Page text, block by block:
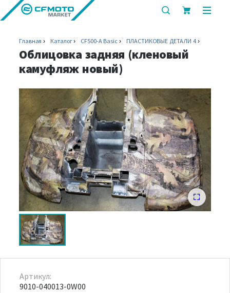
показать
строку
поиска
Главная Каталог CF500-A Basic ПЛАСТИКОВЫЕ ДЕТАЛИ 4
Облицовка задняя (кленовый
камуфляж новый)
Артикул:
9010-040013-0W00